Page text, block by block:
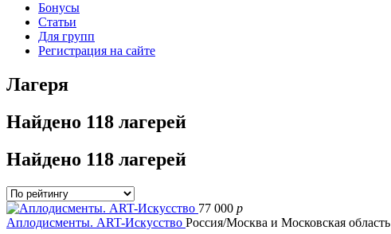
Бонусы
Статьи
Для групп
Регистрация на сайте
Лагеря
Найдено 118 лагерей
Найдено 118 лагерей
77 000 p
Аплодисменты. ART-Искусство Россия/Москва и Московская область